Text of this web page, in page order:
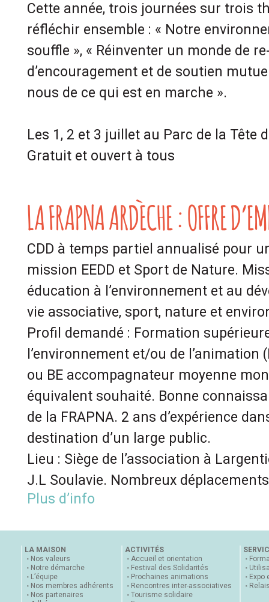
Cette année, trois journées sur trois
réfléchir ensemble : « Notre
souffle », « Réinventer un monde de
d’encouragement et de soutien
nous de ce qui est en marche ».
Les 1, 2 et 3 juillet au Parc de la Tête
Gratuit et ouvert à tous
LA FRAPNA ARDÈCHE : OFFRE
CDD à temps partiel annualisé pour
mission EEDD et Sport de Nature.
éducation à l’environnement et au
vie associative, sport, nature et
Profil demandé : Formation
l’environnement et/ou de l’animation
ou BE accompagnateur moyenne
équivalent souhaité. Bonne
de la FRAPNA. 2 ans d’expérience
destination d’un large public.
Lieu : Siège de l’association à
J.L Soulavie. Nombreux
Plus d’info
LA MAISON
Nos valeurs
Notre démarche
L’équipe
Nos membres adhérents
Nos partenaires
ACTIVITÉS
Accueil et orientation
Festival des Solidarités
Prochaines animations
Rencontres inter-associatives
Tourisme solidaire
Expo